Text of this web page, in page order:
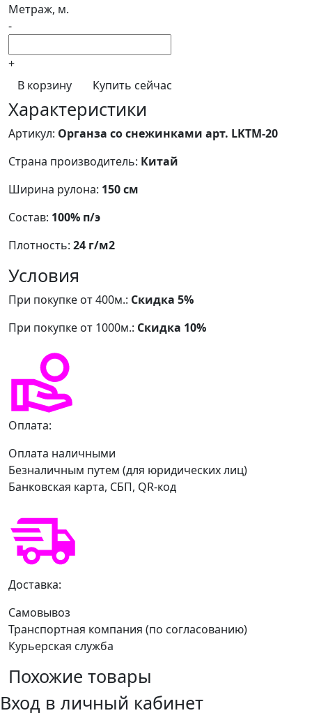
Метраж, м.
-
+
В корзину
Купить сейчас
Характеристики
Артикул: Органза со снежинками арт. LKTM-20
Страна производитель: Китай
Ширина рулона: 150 см
Состав: 100% п/э
Плотность: 24 г/м2
Условия
При покупке от 400м.: Скидка 5%
При покупке от 1000м.: Скидка 10%
Оплата:
Оплата наличными
Безналичным путем (для юридических лиц)
Банковская карта, СБП, QR-код
Доставка:
Самовывоз
Транспортная компания (по согласованию)
Курьерская служба
Похожие товары
Вход в личный кабинет